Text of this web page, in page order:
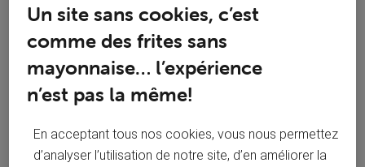
0
Solutions acceptées
Activités de claudedc
Selected
Un site sans cookies, c’est
comme des frites sans
mayonnaise… l’expérience
n’est pas la même!
En acceptant tous nos cookies, vous nous permettez
d’analyser l’utilisation de notre site, d’en améliorer la